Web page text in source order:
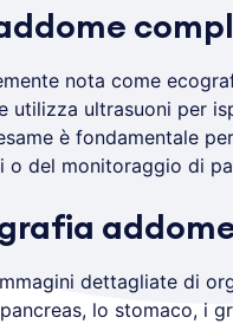
nota come
utilizza ultrasuoni per
è fondamentale
del monitoraggio di
dettagliate di
lo stomaco, i